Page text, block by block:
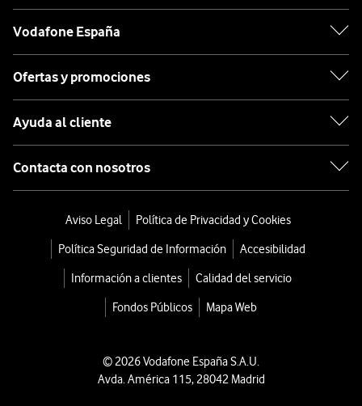
Vodafone España
Ofertas y promociones
Ayuda al cliente
Contacta con nosotros
Aviso Legal
Política de Privacidad y Cookies
Política Seguridad de Información
Accesibilidad
Información a clientes
Calidad del servicio
Fondos Públicos
Mapa Web
© 2026 Vodafone España S.A.U.
Avda. América 115, 28042 Madrid